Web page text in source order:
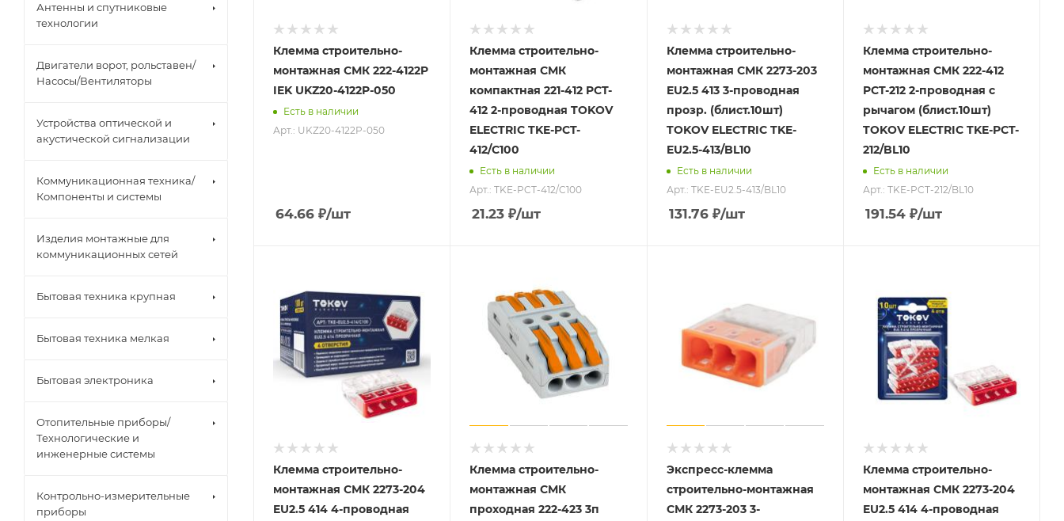
Клемма строительно-
монтажная СМК 222-4122P
IEK UKZ20-4122P-050
Есть в наличии
Арт.: UKZ20-4122P-050
64.66 ₽/шт
Клемма строительно-
монтажная СМК
компактная 221-412 PCT-
412 2-проводная TOKOV
ELECTRIC TKE-PCT-
412/C100
Есть в наличии
Арт.: TKE-PCT-412/C100
21.23 ₽/шт
Клемма строительно-
монтажная СМК 2273-203
EU2.5 413 3-проводная
прозр. (блист.10шт)
TOKOV ELECTRIC TKE-
EU2.5-413/BL10
Есть в наличии
Арт.: TKE-EU2.5-413/BL10
131.76₽/шт
Клемма строительно-
монтажная СМК 222-412
PCT-212 2-проводная с
рычагом (блист.10шт)
TOKOV ELECTRIC TKE-PCT-
212/BL10
Есть в наличии
Арт.: TKE-PCT-212/BL10
191.54₽/шт
Клемма строительно-
монтажная СМК 2273-204
EU2.5 414 4-проводная
Клемма строительно-
монтажная СМК
проходная 222-423 3п
Экспресс-клемма
строительно-монтажная
СМК 2273-203 3-
Клемма строительно-
монтажная СМК 2273-204
EU2.5 414 4-проводная
Антенны и спутниковые
технологии
Двигатели ворот, рольставен/
Насосы/Вентиляторы
Устройства оптической и
акустической сигнализации
Коммуникационная техника/
Компоненты и системы
Изделия монтажные для
коммуникационных сетей
Бытовая техника крупная
Бытовая техника мелкая
Бытовая электроника
Отопительные приборы/
Технологические и
инженерные системы
Контрольно-измерительные
приборы